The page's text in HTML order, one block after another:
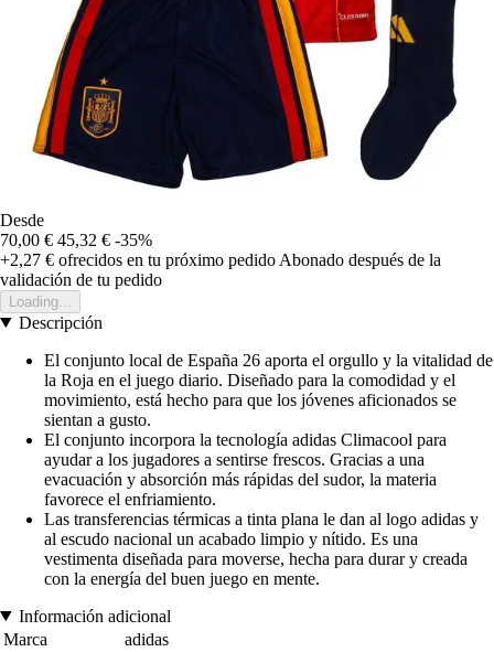
Desde
70,00 € 45,32 € -35%
+2,27 € ofrecidos en tu próximo pedido Abonado después de la
validación de tu pedido
Loading...
Descripción
El conjunto local de España 26 aporta el orgullo y la vitalidad de
la Roja en el juego diario. Diseñado para la comodidad y el
movimiento, está hecho para que los jóvenes aficionados se
sientan a gusto.
El conjunto incorpora la tecnología adidas Climacool para
ayudar a los jugadores a sentirse frescos. Gracias a una
evacuación y absorción más rápidas del sudor, la materia
favorece el enfriamiento.
Las transferencias térmicas a tinta plana le dan al logo adidas y
al escudo nacional un acabado limpio y nítido. Es una
vestimenta diseñada para moverse, hecha para durar y creada
con la energía del buen juego en mente.
Información adicional
Marca
adidas